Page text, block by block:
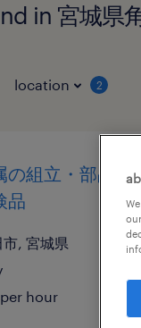
in 宮城県
location 2
の組立・部品加
品
, 宮城県
hour